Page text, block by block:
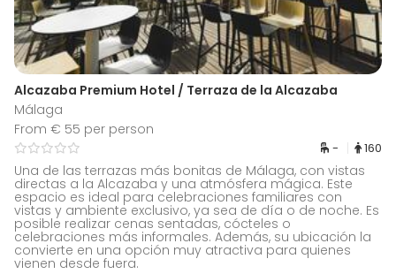
Alcazaba Premium Hotel / Terraza de la Alcazaba
Málaga
From € 55 per person
- 160
Una de las terrazas más bonitas de Málaga, con vistas
directas a la Alcazaba y una atmósfera mágica. Este
espacio es ideal para celebraciones familiares con
vistas y ambiente exclusivo, ya sea de día o de noche. Es
posible realizar cenas sentadas, cócteles o
celebraciones más informales. Además, su ubicación la
convierte en una opción muy atractiva para quienes
vienen desde fuera.